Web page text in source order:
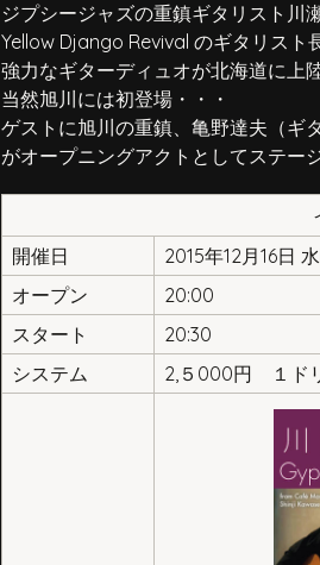
ジプシージャズの重鎮ギタリスト川
Yellow Django Revival のギタリスト
強力なギターディュオが北海道に上
当然旭川には初登場・・・
ゲストに旭川の重鎮、亀野達夫（ギ
がオープニングアクトとしてステー
開催日
2015年12月16日
オープン
20:00
スタート
20:30
システム
2,５000円 １ド